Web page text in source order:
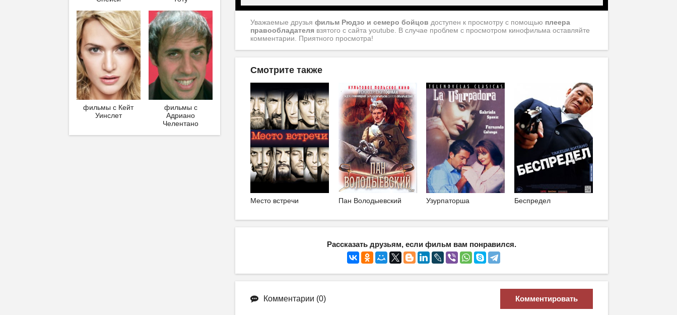
Уважаемые друзья фильм Рюдзо и семеро бойцов доступен к просмотру с помощью плеера
правообладателя взятого с сайта youtube. В случае проблем с просмотром кинофильма оставляйте
комментарии. Приятного просмотра!
Смотрите также
Место встречи Пан Володыевский Узурпаторша Беспредел
Рассказать друзьям, если фильм вам понравился.
Комментарии (0) Комментировать
фильмы с Кейт
Уинслет
фильмы с
Адриано
Челентано